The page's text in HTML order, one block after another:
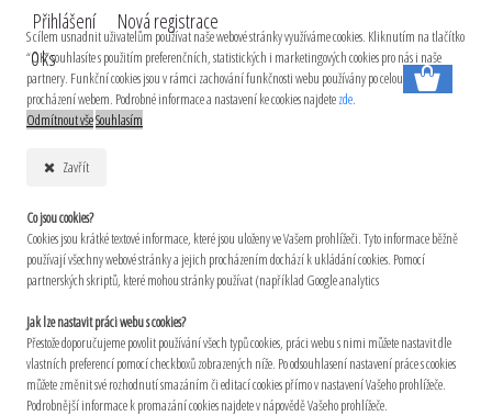
S cílem usnadnit uživatelům používat naše webové stránky využíváme cookies. Kliknutím na tlačítko
“OK” souhlasíte s použitím preferenčních, statistických i marketingových cookies pro nás i naše
partnery. Funkční cookies jsou v rámci zachování funkčnosti webu používány po celou dobu
procházení webem. Podrobné informace a nastavení ke cookies najdetezde.
Odmítnout všeSouhlasím
Zavřít
Co jsou cookies?
Cookies jsou krátké textové informace, které jsou uloženy ve Vašem prohlížeči. Tyto informace běžně
používají všechny webové stránky a jejich procházením dochází k ukládání cookies. Pomocí
partnerských skriptů, které mohou stránky používat (například Google analytics
Jak lze nastavit práci webu s cookies?
Přestože doporučujeme povolit používání všech typů cookies, práci webu s nimi můžete nastavit dle
vlastních preferencí pomocí checkboxů zobrazených níže. Po odsouhlasení nastavení práce s cookies
můžete změnit své rozhodnutí smazáním či editací cookies přímo v nastavení Vašeho prohlížeče.
Podrobnější informace k promazání cookies najdete v nápovědě Vašeho prohlížeče.
Přihlášení
Nová registrace
0 ks